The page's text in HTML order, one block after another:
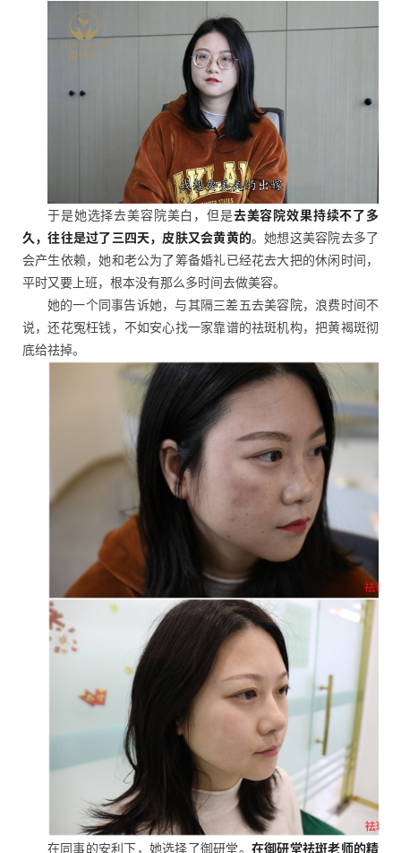
于是她选择去美容院美白 ，但是去美容院效果持续不了多
久，往往是过了三四天，皮肤又会黄黄的。她想这美容院去多了
会产生依赖，她和老公为了筹备婚礼已经花去大把的休闲时间，
平时又要上班，根本没有那么多时间去做美容。
她的一个同事告诉她，与其隔三差五去美容院，浪费时间不
说，还花冤枉钱，不如安心找一家靠谱的祛斑机构，把黄褐斑彻
底给祛掉。
在同事的安利下，她选择了御研堂。 在御研堂祛斑老师的精